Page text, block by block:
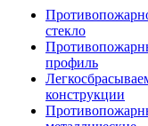
стекло
профиль
конструкции